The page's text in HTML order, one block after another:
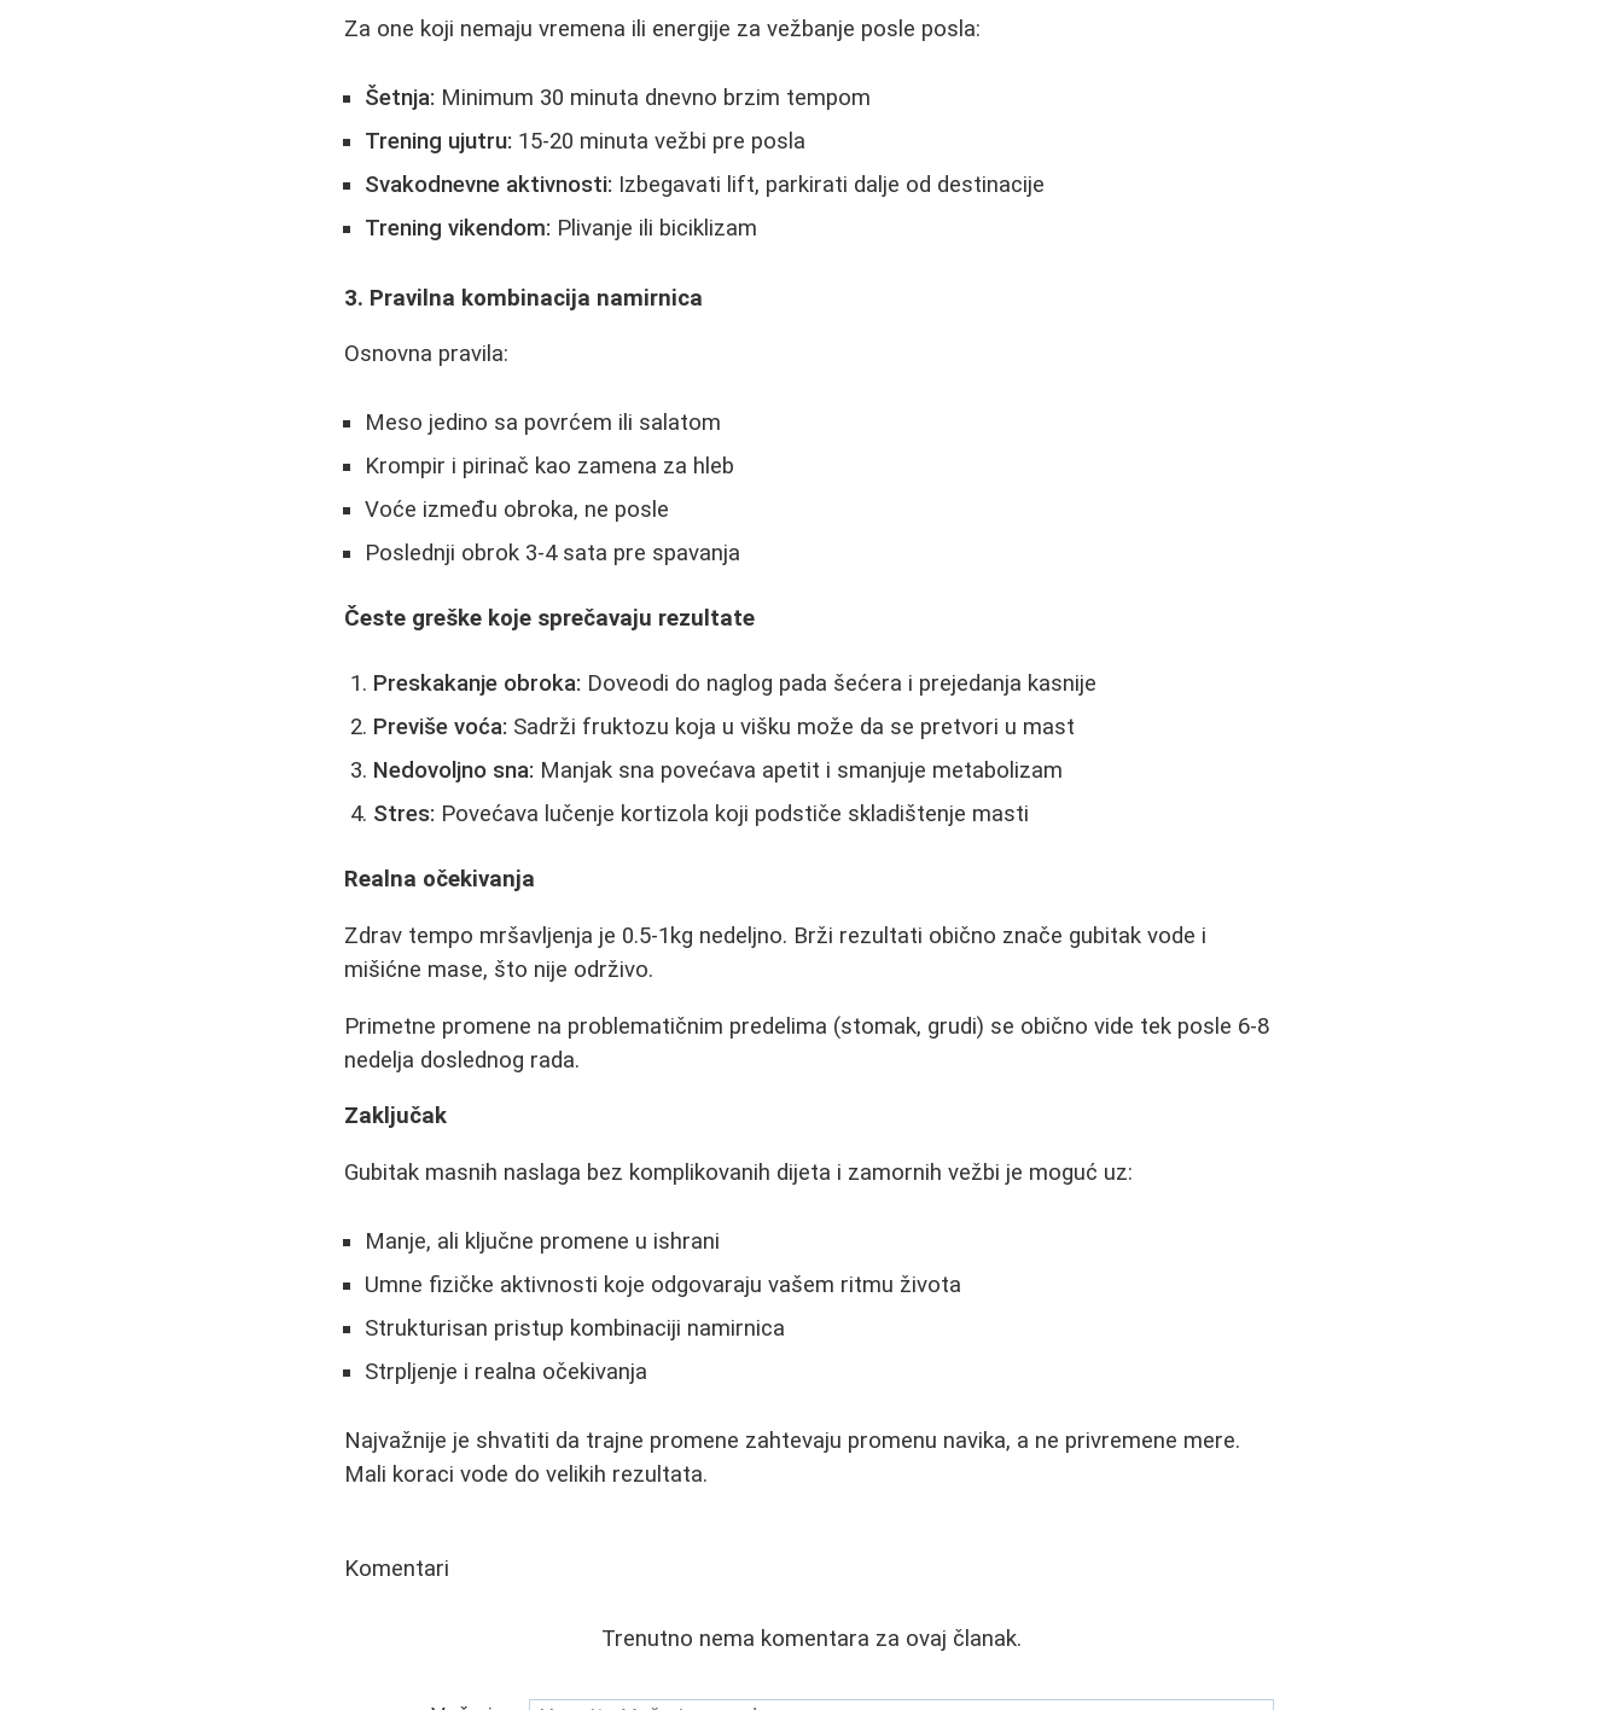
Za one koji nemaju vremena ili energije za vežbanje posle posla:
Šetnja: Minimum 30 minuta dnevno brzim tempom
Trening ujutru: 15-20 minuta vežbi pre posla
Svakodnevne aktivnosti: Izbegavati lift, parkirati dalje od destinacije
Trening vikendom: Plivanje ili biciklizam
3. Pravilna kombinacija namirnica
Osnovna pravila:
Meso jedino sa povrćem ili salatom
Krompir i pirinač kao zamena za hleb
Voće između obroka, ne posle
Poslednji obrok 3-4 sata pre spavanja
Česte greške koje sprečavaju rezultate
Preskakanje obroka: Doveodi do naglog pada šećera i prejedanja kasnije
Previše voća: Sadrži fruktozu koja u višku može da se pretvori u mast
Nedovoljno sna: Manjak sna povećava apetit i smanjuje metabolizam
Stres: Povećava lučenje kortizola koji podstiče skladištenje masti
Realna očekivanja
Zdrav tempo mršavljenja je 0.5-1kg nedeljno. Brži rezultati obično znače gubitak vode i
mišićne mase, što nije održivo.
Primetne promene na problematičnim predelima (stomak, grudi) se obično vide tek posle 6-8
nedelja doslednog rada.
Zaključak
Gubitak masnih naslaga bez komplikovanih dijeta i zamornih vežbi je moguć uz:
Manje, ali ključne promene u ishrani
Umne fizičke aktivnosti koje odgovaraju vašem ritmu života
Strukturisan pristup kombinaciji namirnica
Strpljenje i realna očekivanja
Najvažnije je shvatiti da trajne promene zahtevaju promenu navika, a ne privremene mere.
Mali koraci vode do velikih rezultata.
Komentari
Trenutno nema komentara za ovaj članak.